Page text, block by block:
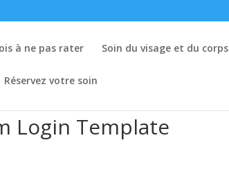
à ne pas rater Soin du visage et du corps
Réservez votre soin
Login Template